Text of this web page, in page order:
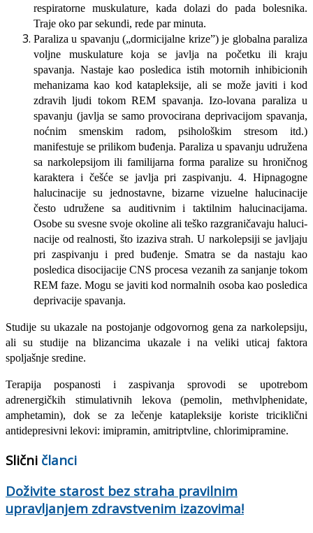
respiratorne muskulature, ka­da dolazi do pada bolesnika.
Traje oko par sekundi, rede par minuta.
Paraliza u spavanju („dormicijalne kri­ze”) je globalna paraliza
voljne musku­lature koja se javlja na početku ili kra­ju
spavanja. Nastaje kao posledica istih motornih inhibicionih
mehanizama kao kod katapleksije, ali se može javiti i kod
zdravih ljudi tokom REM spavanja. Izo-lovana paraliza u
spavanju (javlja se sa­mo provocirana deprivacijom spavanja,
noćnim smenskim radom, psihološkim stresom itd.)
manifestuje se prilikom buđenja. Paraliza u spavanju udružena
sa narkolepsijom ili familijarna forma paralize su hroničnog
karaktera i češće se javlja pri zaspivanju. 4. Hipnagogne
halucinacije su jednostav­ne, bizarne vizuelne halucinacije
često udružene sa auditivnim i taktilnim ha­lucinacijama.
Osobe su svesne svoje okoline ali teško razgraničavaju haluci­
nacije od realnosti, što izaziva strah. U narkolepsiji se javljaju
pri zaspivanju i pred buđenje. Smatra se da nastaju kao
posledica disocijacije CNS procesa ve­zanih za sanjanje tokom
REM faze. Mo­gu se javiti kod normalnih osoba kao posledica
deprivacije spavanja.
Studije su ukazale na postojanje odgo­vornog gena za narkolepsiju,
ali su studi­je na blizancima ukazale i na veliki uticaj faktora
spoljašnje sredine.
Terapija pospanosti i zaspivanja spro­vodi se upotrebom
adrenergičkih stimula­tivnih lekova (pemolin, methvlphenidate,
amphetamin), dok se za lečenje kataplek­sije koriste triciklični
antidepresivni lekovi: imipramin, amitriptvline, chlorimipramine.
Slični članci
Doživite starost bez straha pravilnim
upravljanjem zdravstvenim izazovima!